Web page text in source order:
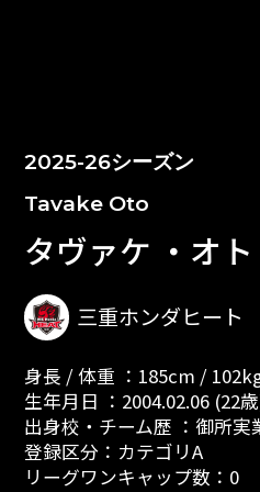
2025-26シーズン
Tavake Oto
タヴァケ ・オ
三重ホンダヒート
身長 / 体重 ：185cm /
生年月日 ：2004.02.06 (22
出身校・チーム歴 ：御所実
登録区分：カテゴリA
リーグワンキャップ数：0